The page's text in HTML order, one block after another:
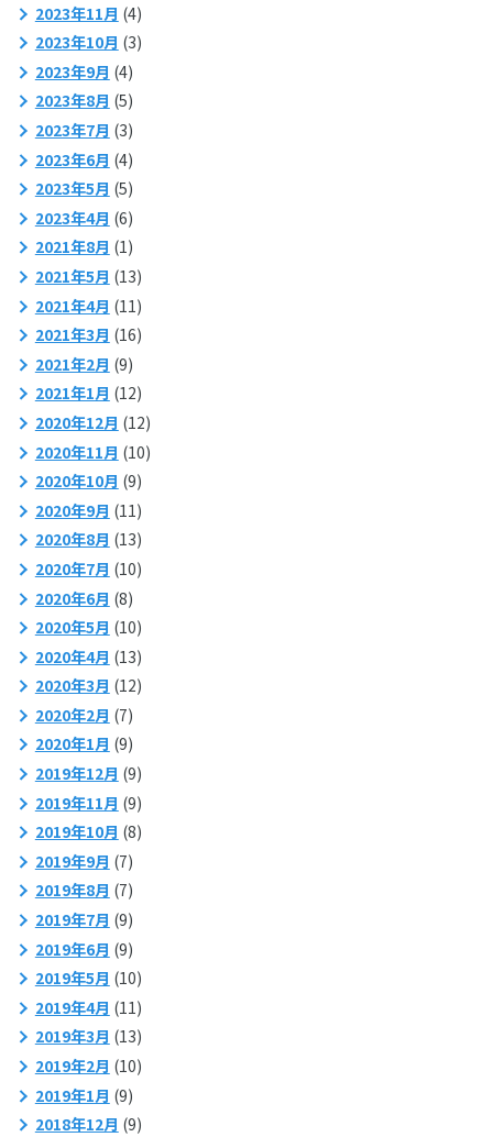
2023年11月 (4)
2023年10月 (3)
2023年9月 (4)
2023年8月 (5)
2023年7月 (3)
2023年6月 (4)
2023年5月 (5)
2023年4月 (6)
2021年8月 (1)
2021年5月 (13)
2021年4月 (11)
2021年3月 (16)
2021年2月 (9)
2021年1月 (12)
2020年12月 (12)
2020年11月 (10)
2020年10月 (9)
2020年9月 (11)
2020年8月 (13)
2020年7月 (10)
2020年6月 (8)
2020年5月 (10)
2020年4月 (13)
2020年3月 (12)
2020年2月 (7)
2020年1月 (9)
2019年12月 (9)
2019年11月 (9)
2019年10月 (8)
2019年9月 (7)
2019年8月 (7)
2019年7月 (9)
2019年6月 (9)
2019年5月 (10)
2019年4月 (11)
2019年3月 (13)
2019年2月 (10)
2019年1月 (9)
2018年12月 (9)